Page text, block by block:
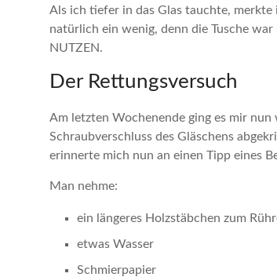
Als ich tiefer in das Glas tauchte,
natürlich ein wenig, denn die Tusche
NUTZEN.
Der Rettungsversuch
Am letzten Wochenende ging es mir
Schraubverschluss des Gläschens
erinnerte mich nun an einen Tipp eines
Man nehme:
ein längeres Holzstäbchen zum
etwas Wasser
Schmierpapier